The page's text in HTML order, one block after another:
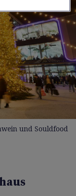
und Souldfood